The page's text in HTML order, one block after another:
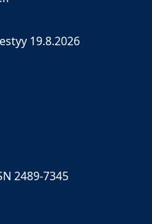
19.8.2026
2489-7345